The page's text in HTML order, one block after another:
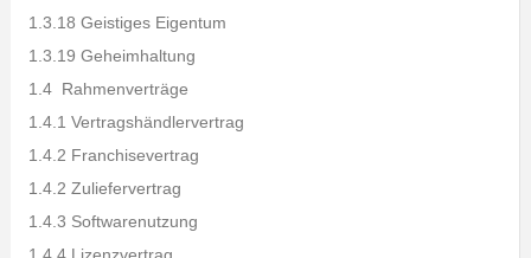
1.3.18 Geistiges Eigentum
1.3.19 Geheimhaltung
1.4 Rahmenverträge
1.4.1 Vertragshändlervertrag
1.4.2 Franchisevertrag
1.4.2 Zuliefervertrag
1.4.3 Softwarenutzung